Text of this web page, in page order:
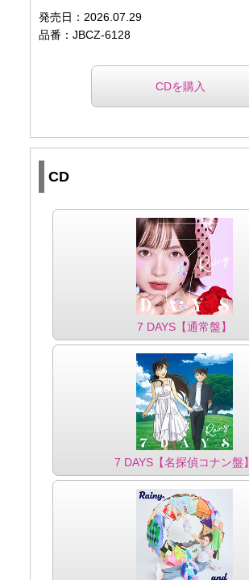
発売日：2026.07.29
品番：JBCZ-6128
CDを購入
CD
7 DAYS【通常盤】
7 DAYS【名探偵コナン盤】